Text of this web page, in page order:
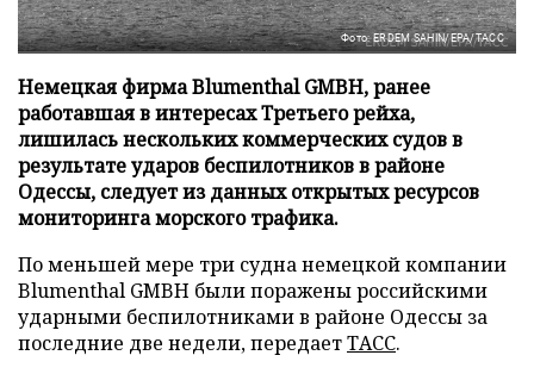
Фото: ERDEM SAHIN/EPA/ТАСС
Немецкая фирма Blumenthal GMBH, ранее
работавшая в интересах Третьего рейха,
лишилась нескольких коммерческих судов в
результате ударов беспилотников в районе
Одессы, следует из данных открытых ресурсов
мониторинга морского трафика.
По меньшей мере три судна немецкой компании
Blumenthal GMBH были поражены российскими
ударными беспилотниками в районе Одессы за
последние две недели, передаетТАСС.